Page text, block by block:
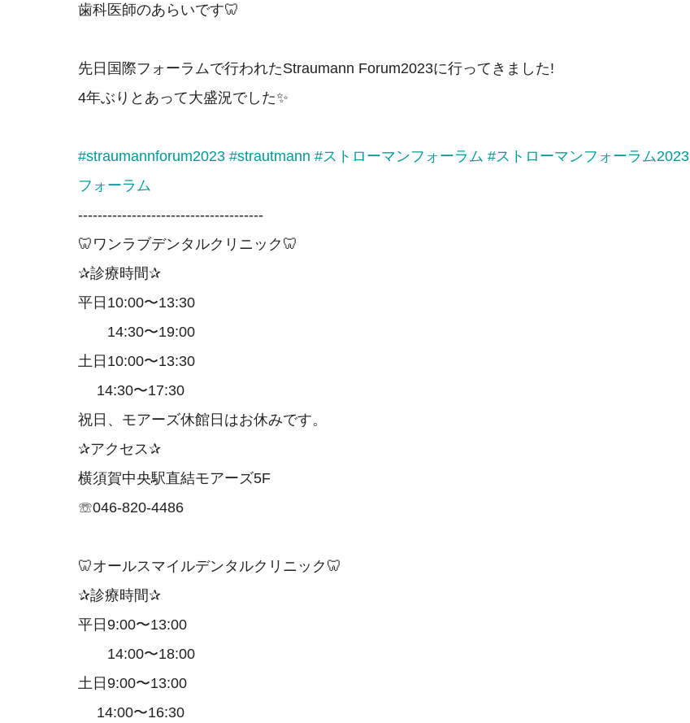
歯科医師のあらいです🦷
先日国際フォーラムで行われたStraumann Forum2023に行ってきました!
4年ぶりとあって大盛況でした✨
#straumannforum2023 #strautmann #ストローマンフォーラム #ストローマンフォーラム2023
フォーラム
--------------------------------------
🦷ワンラブデンタルクリニック🦷
✰診療時間✰
平日10:00〜13:30
14:30〜19:00
土日10:00〜13:30
14:30〜17:30
祝日、モアーズ休館日はお休みです。
✰アクセス✰
横須賀中央駅直結モアーズ5F
☏046-820-4486
🦷オールスマイルデンタルクリニック🦷
✰診療時間✰
平日9:00〜13:00
14:00〜18:00
土日9:00〜13:00
14:00〜16:30